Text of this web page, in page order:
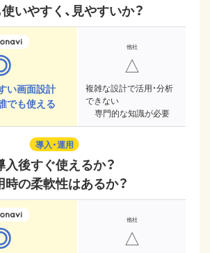
いやすく、見やすいか？
い画面設計
でも使える
△
複雑な設計で活用・分析
できない
専門的な知識が必要
導入・運用
入後すぐ使えるか？
時の柔軟性はあるか？
△